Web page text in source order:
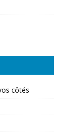
côtés